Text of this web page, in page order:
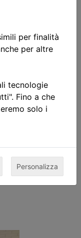
certifica
documentare i
ottenere
per finalità
per altre
tecnologie
Fino a che
solo i
Personalizza